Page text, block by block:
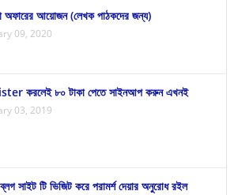
অফারের আয়োজন (লেখক পাঠকদের জন্য)
09, 2020
করলেই ৮০ টাকা পেতে সাইনআপ করুন এখনই
03, 2019
ব্লগ সাইট টি ভিজিট করে পরামর্শ দেয়ার অনুরোধ রইল